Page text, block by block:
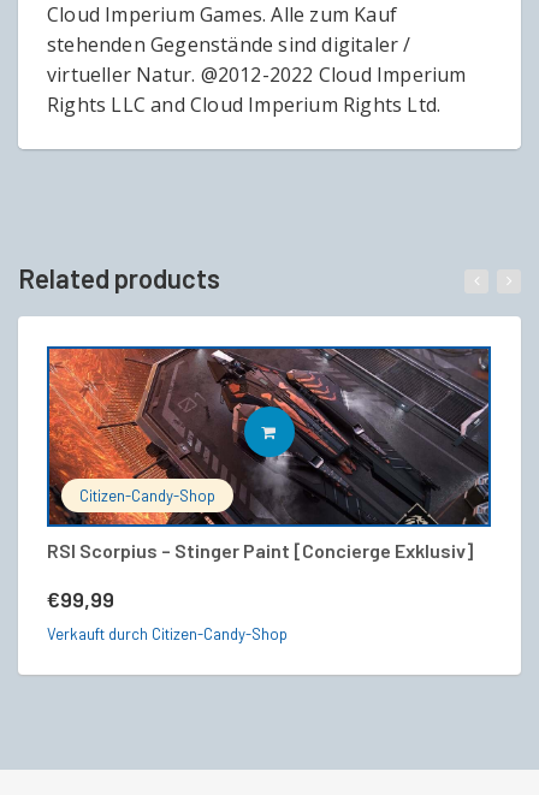
Cloud Imperium Games. Alle zum Kauf
stehenden Gegenstände sind digitaler /
virtueller Natur. @2012-2022 Cloud Imperium
Rights LLC and Cloud Imperium Rights Ltd.
Related products
Citizen-Candy-Shop
RSI Scorpius – Stinger Paint [Concierge Exklusiv]
€99,99
IN DEN WARENKORB
Verkauft durch Citizen-Candy-Shop